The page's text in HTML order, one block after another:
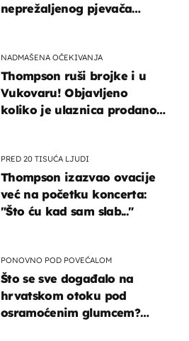
neprežaljenog pjevača
NADMAŠENA OČEKIVANJA
Thompson ruši brojke i u
Vukovaru! Objavljeno
koliko je ulaznica prodano
PRED 20 TISUĆA LJUDI
Thompson izazvao ovacije
već na početku koncerta:
"Što ću kad sam slab..."
PONOVNO POD POVEĆALOM
Što se sve događalo na
hrvatskom otoku pod
osramoćenim glumcem?